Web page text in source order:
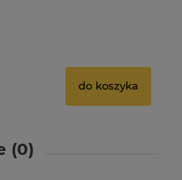
do koszyka
(0)